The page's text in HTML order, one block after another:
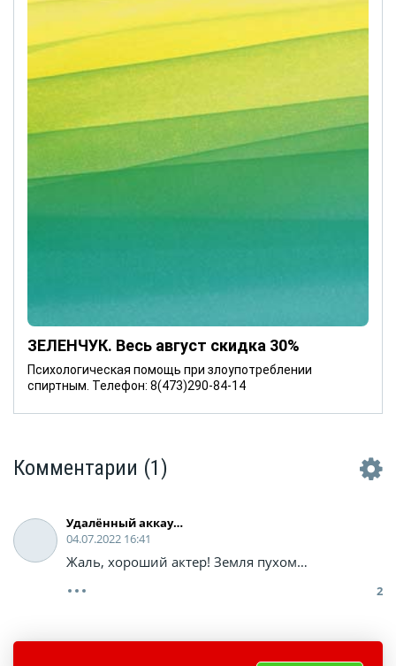
ЗЕЛЕНЧУК. Весь август скидка 30%
Психологическая помощь при злоупотреблении
спиртным. Телефон: 8(473)290-84-14
Комментарии (1)
Удалённый аккаунт
04.07.2022 16:41
Жаль, хороший актер! Земля пухом…
2